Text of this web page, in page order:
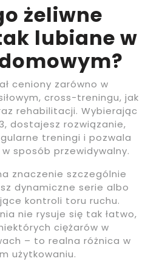
żeliwne
lubiane w
ceniony zarówno w
cross-treningu, jak
rehabilitacji. Wybierając
dostajesz rozwiązanie,
treningi i pozwala
sposób przewidywalny.
znaczenie szczególnie
dynamiczne serie albo
kontroli toru ruchu.
nie rysuje się tak łatwo,
ciężarów w
– to realna różnica w
użytkowaniu.